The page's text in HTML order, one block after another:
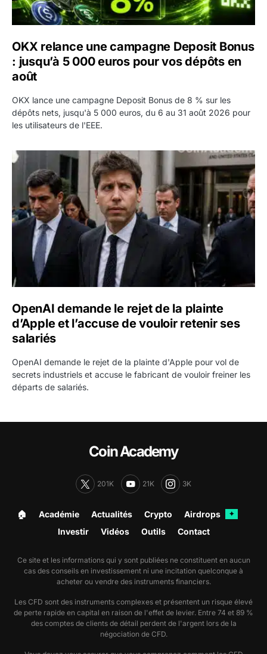
OKX relance une campagne Deposit Bonus
: jusqu’à 5 000 euros pour vos dépôts en
août
OKX lance une campagne Deposit Bonus de 8 % sur les
dépôts nets, jusqu'à 5 000 euros, du 6 au 31 août 2026 pour
les utilisateurs de l'EEE.
OpenAI demande le rejet de la plainte d’Apple et
OpenAI demande le rejet de la plainte
d’Apple et l’accuse de vouloir retenir ses
salariés
OpenAI demande le rejet de la plainte d'Apple pour vol de
secrets industriels et accuse le fabricant de vouloir freiner les
départs de salariés.
Coin Academy
201K 21K 3K
🏠︎ Académie Actualités Crypto Airdrops ✦
Investir Vidéos Outils Contact
Ce site et les informations qui y sont publiées ne constituent en aucun
cas des conseils en investissement ni une incitation quelconque à
acheter ou vendre des instruments financiers.
Les CFD sont des instruments complexes et présentent un risque élevé
de perte rapide en capital en raison de l'effet de levier. Entre 74 et 89 %
des comptes de clients de détail perdent de l'argent lors de la
négociation de CFD.